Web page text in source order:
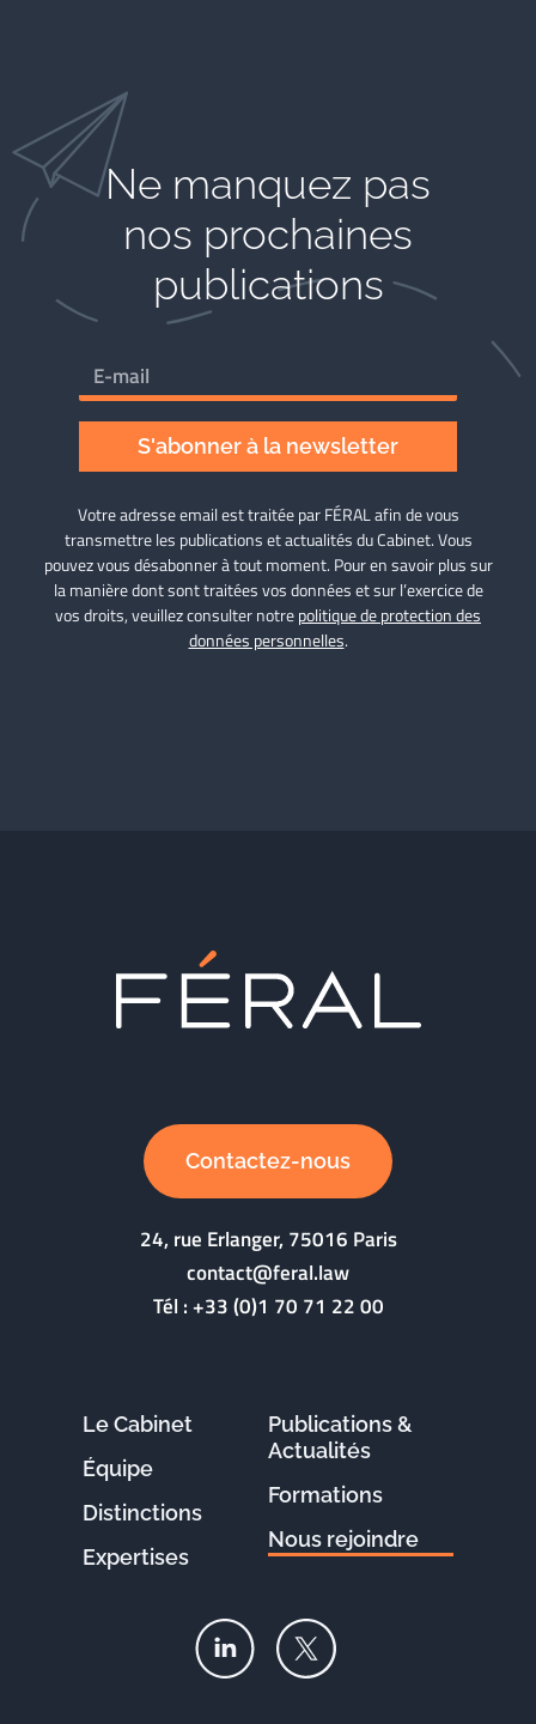
Ne manquez pas
nos prochaines
publications
S'abonner à la newsletter
Votre adresse email est traitée par FÉRAL afin de vous
transmettre les publications et actualités du Cabinet. Vous
pouvez vous désabonner à tout moment. Pour en savoir plus sur
la manière dont sont traitées vos données et sur l’exercice de
vos droits, veuillez consulter notrepolitique de protection des
données personnelles.
Contactez-nous
24, rue Erlanger, 75016 Paris
contact@feral.law
Tél :+33 (0)1 70 71 22 00
Le Cabinet
Équipe
Distinctions
Expertises
Publications &
Actualités
Formations
Nous rejoindre